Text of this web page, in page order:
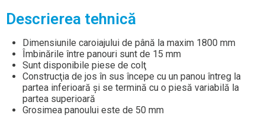
Descrierea tehnică
Dimensiunile caroiajului de până la maxim 1800 mm
Îmbinările între panouri sunt de 15 mm
Sunt disponibile piese de colţ
Construcţia de jos în sus începe cu un panou întreg la
partea inferioară şi se termină cu o piesă variabilă la
partea superioară
Grosimea panoului este de 50 mm